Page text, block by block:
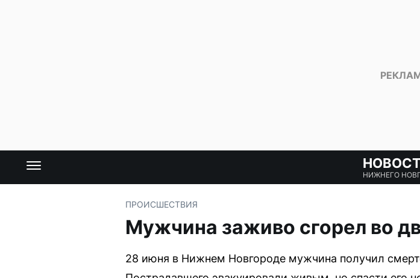
НИЖНЕГО
ПРОИСШЕСТВИЯ
Мужчина заживо сгорел во
28 июня в Нижнем Новгороде мужчина получил